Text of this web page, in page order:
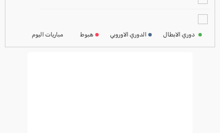
ترتيب الدوري الايطالي
دوري الابطال الدوري الاوروبي هبوط مباريات اليوم